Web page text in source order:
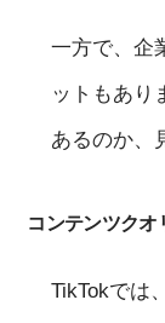
一方で、企
ットもあり
あるのか、
コンテンツクオ
TikTokでは